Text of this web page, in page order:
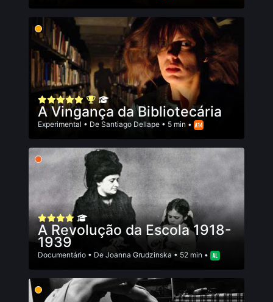
A Vingança da Bibliotecária
Experimental • De Santiago Dellape • 5 min •
A Revolução da Escola 1918-
1939
Documentário • De Joanna Grudzinska • 52 min •